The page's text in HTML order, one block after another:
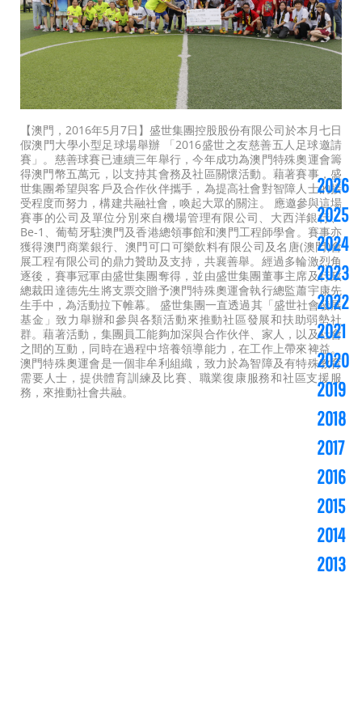
【澳門，2016年5月7日】盛世集團控股股份有限公司於本月七日
假澳門大學小型足球場舉辦 「2016盛世之友慈善五人足球邀請
賽」。慈善球賽已連續三年舉行，今年成功為澳門特殊奧運會籌
得澳門幣五萬元，以支持其會務及社區關懷活動。藉著賽事，盛
世集團希望與客戶及合作伙伴攜手，為提高社會對智障人士的接
受程度而努力，構建共融社會，喚起大眾的關注。 應邀參與這場
賽事的公司及單位分別來自機場管理有限公司、大西洋銀行、
Be-1、葡萄牙駐澳門及香港總領事館和澳門工程師學會。賽事亦
獲得澳門商業銀行、澳門可口可樂飲料有限公司及名唐(澳門)會
展工程有限公司的鼎力贊助及支持，共襄善舉。經過多輪激烈角
逐後，賽事冠軍由盛世集團奪得，並由盛世集團董事主席及行政
總裁田達德先生將支票交贈予澳門特殊奧運會執行總監蕭宇康先
生手中，為活動拉下帷幕。 盛世集團一直透過其「盛世社會發展
基金」致力舉辦和參與各類活動來推動社區發展和扶助弱勢社
群。藉著活動，集團員工能夠加深與合作伙伴、家人，以及社會
之間的互動，同時在過程中培養領導能力，在工作上帶來裨益。
澳門特殊奧運會是一個非牟利組織，致力於為智障及有特殊教育
需要人士，提供體育訓練及比賽、職業復康服務和社區支援服
務，來推動社會共融。
2026
2025
2024
2023
2022
2021
2020
2019
2018
2017
2016
2015
2014
2013